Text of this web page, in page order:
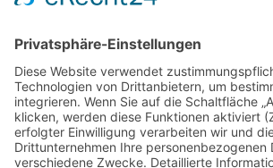
Dieser Haftungsausschluss ist als Teil des
betrachten, von dem aus auf diese Seite
Teile oder einzelne Formulierungen dieses
Rechtslage nicht, nicht mehr oder nicht
sollten, bleiben die übrigen Teile des
und ihrer Gültigkeit davon unberührt.
Drucken